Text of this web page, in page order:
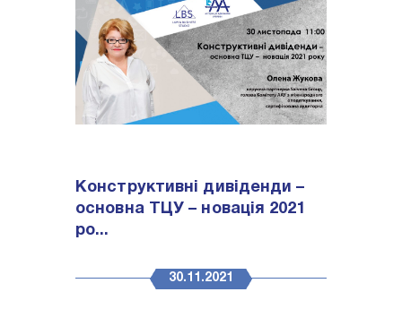
Конструктивні дивіденди –
основна ТЦУ – новація 2021
ро...
30.11.2021